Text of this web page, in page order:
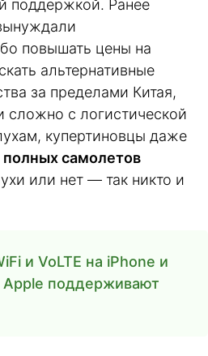
поддержкой. Ранее
повышать цены на
альтернативные
за пределами Китая,
сложно с логистической
купертиновцы даже
полных самолетов
или нет — так никто и
и VoLTE на iPhone и
поддерживают